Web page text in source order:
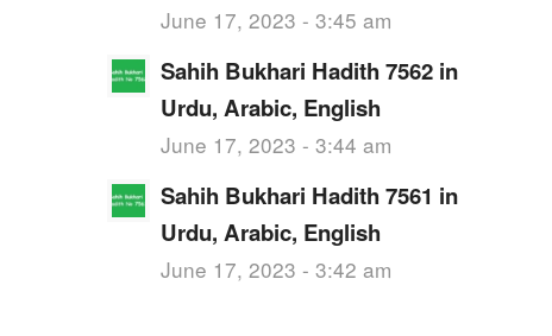
June 17, 2023 - 3:45 am
Sahih Bukhari Hadith 7562 in
Urdu, Arabic, English
June 17, 2023 - 3:44 am
Sahih Bukhari Hadith 7561 in
Urdu, Arabic, English
June 17, 2023 - 3:42 am